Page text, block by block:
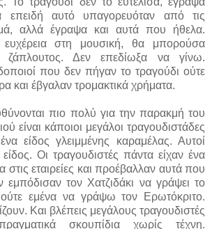
επειδή αυτό υπαγορευόταν από τις
αλλά έγραψα και αυτά που ήθελα.
ευχέρεια στη μουσική, θα μπορούσα
ζάπλουτος. Δεν επεδίωξα να γίνω.
που δεν πήγαν το τραγούδι ούτε
και έβγαλαν τρομακτικά χρήματα.
πιο πολύ για την παρακμή του
είναι κάποιοι μεγάλοι τραγουδιστάδες
είδος γλειμμένης καραμέλας. Αυτοί
Οι τραγουδιστές πάντα είχαν ένα
στις εταιρείες και προέβαλλαν αυτά που
τον Χατζιδάκι να γράψει το
εμένα να γράψω τον Ερωτόκριτο.
Και βλέπεις μεγάλους τραγουδιστές
σκουπίδια χωρίς τέχνη.